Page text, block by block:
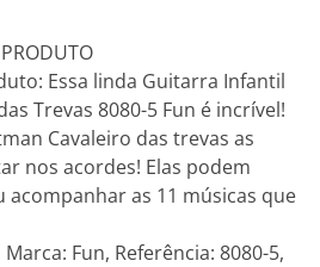
Essa linda Guitarra Infantil
Trevas 8080-5 Fun é incrível!
Cavaleiro das trevas as
nos acordes! Elas podem
acompanhar as 11 músicas que
Fun, Referência: 8080-5,